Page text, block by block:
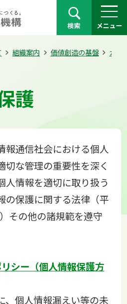
検索 メニュー
組織案内 価値創造の基盤 ガバ
護
報通信社会における個人
切な管理の重要性を深く
人情報を適切に取り扱う
の保護に関する法律（平
その他の諸規範を遵守
シー（個人情報保護方
、個人情報漏えい等の未